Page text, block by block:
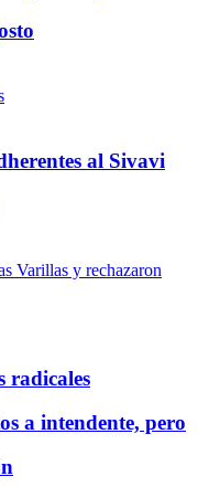
al Sivavi
radicales
a intendente, pero